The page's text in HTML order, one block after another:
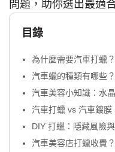
問題，助你選出最適
目錄
為什麼需要汽車打蠟
汽車蠟的種類有哪些
汽車美容小知識：水
汽車打蠟 vs 汽車鍍膜
DIY 打蠟：隱藏風險
汽車美容店打蠟收費